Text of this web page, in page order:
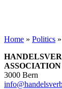
Home » Politics »
3000 Bern